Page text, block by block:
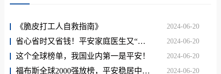
《脆皮打工人自救指南》 2024-06-20
省心省时又省钱！平安家庭医生又“进化”了！ 2024-06-20
这个全球榜单，我国业内第一是平安！ 2024-06-20
福布斯全球2000强放榜，平安稳居中国保险企业1位！ 2024-06-20